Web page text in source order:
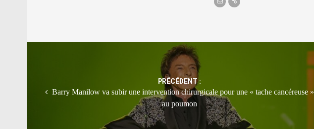
PRÉCÉDENT :
Barry Manilow va subir une intervention chirurgicale pour une « tache cancéreuse »
au poumon